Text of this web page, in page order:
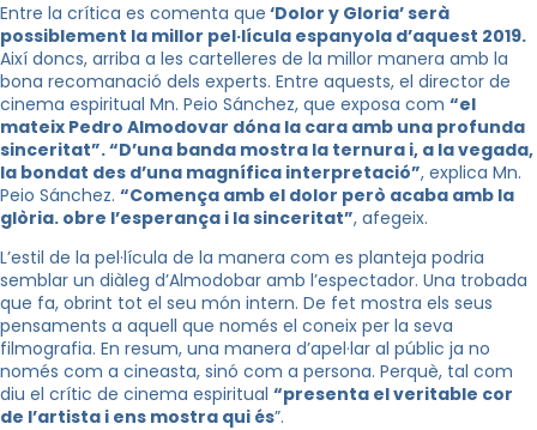
Entre la crítica es comenta que ‘Dolor y Gloria’ serà
possiblement la millor pel·lícula espanyola d’aquest 2019.
Així doncs, arriba a les cartelleres de la millor manera amb la
bona recomanació dels experts. Entre aquests, el director de
cinema espiritual Mn. Peio Sánchez, que exposa com “el
mateix Pedro Almodovar dóna la cara amb una profunda
sinceritat”. “D’una banda mostra la ternura i, a la vegada,
la bondat des d’una magnífica interpretació”, explica Mn.
Peio Sánchez. “Comença amb el dolor però acaba amb la
glòria. obre l’esperança i la sinceritat”, afegeix.
L’estil de la pel·lícula de la manera com es planteja podria
semblar un diàleg d’Almodobar amb l’espectador. Una trobada
que fa, obrint tot el seu món intern. De fet mostra els seus
pensaments a aquell que només el coneix per la seva
filmografia. En resum, una manera d’apel·lar al públic ja no
només com a cineasta, sinó com a persona. Perquè, tal com
diu el crític de cinema espiritual “presenta el veritable cor
de l’artista i ens mostra qui és”.